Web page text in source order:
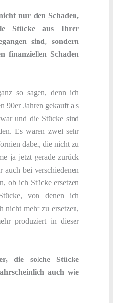
nur den Schaden,
Stücke aus Ihrer
sind, sondern
finanziellen Schaden
so sagen, denn ich
90er Jahren gekauft als
und die Stücke sind
Es waren zwei sehr
dabei, die nicht zu
ja jetzt gerade zurück
bei verschiedenen
ob ich Stücke ersetzen
von denen ich
nicht mehr zu ersetzen,
produziert in dieser
die solche Stücke
auch wie